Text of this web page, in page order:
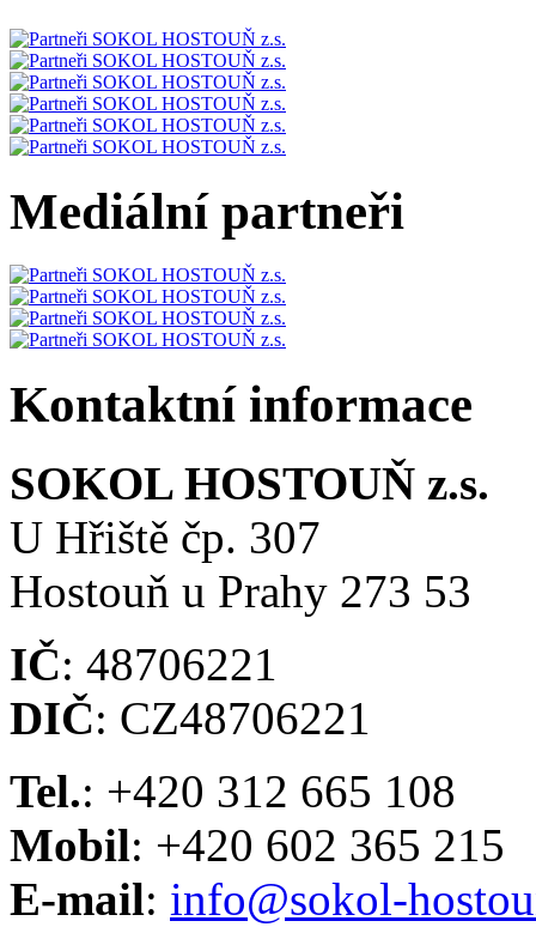
Mediální partneři
Kontaktní informace
SOKOL HOSTOUŇ z.s.
U Hřiště čp. 307
Hostouň u Prahy 273 53
IČ: 48706221
DIČ: CZ48706221
Tel.: +420 312 665 108
Mobil: +420 602 365 215
E-mail: info@sokol-